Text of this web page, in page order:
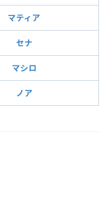
マティア
セナ
マシロ
ノア